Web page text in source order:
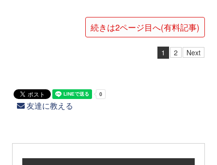
続きは2ページ目へ(有料記事)
1 2 Next
友達に教える